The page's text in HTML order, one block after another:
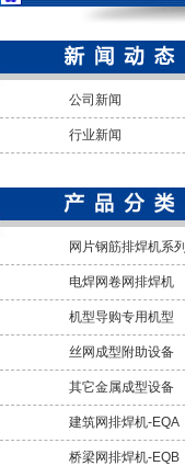
公司新闻
行业新闻
网片钢筋排焊机系列
电焊网卷网排焊机
机型导购专用机型
丝网成型附助设备
其它金属成型设备
建筑网排焊机-EQA
桥梁网排焊机-EQB